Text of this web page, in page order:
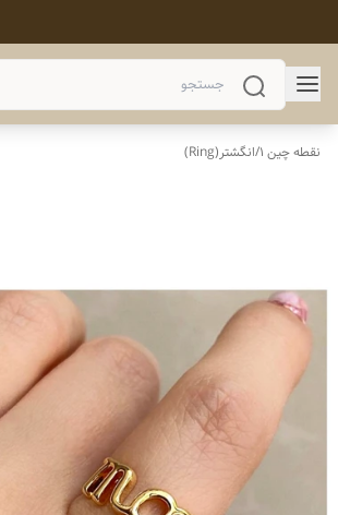
نقطه چین 1 /انگشتر(Ring)